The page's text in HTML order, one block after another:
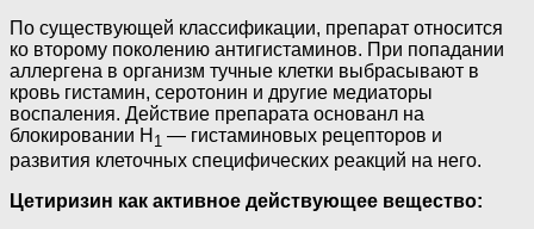
По существующей классификации, препарат относится
ко второму поколению антигистаминов. При попадании
аллергена в организм тучные клетки выбрасывают в
кровь гистамин, серотонин и другие медиаторы
воспаления. Действие препарата основанл на
блокировании Н 1 — гистаминовых рецепторов и
развития клеточных специфических реакций на него.
Цетиризин как активное действующее вещество: